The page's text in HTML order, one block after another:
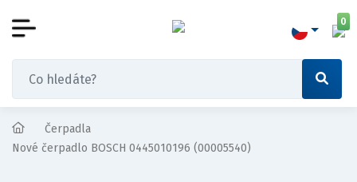
0
Čerpadla
Nové čerpadlo BOSCH 0445010196 (00005540)